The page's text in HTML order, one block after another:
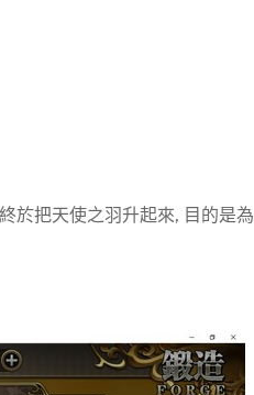
於把天使之羽升起來, 目的是為